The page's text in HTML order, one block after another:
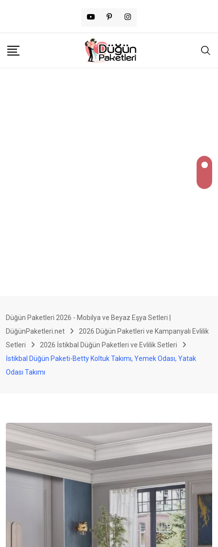
Düğün Paketleri 2026 - Mobilya ve Beyaz Eşya Setleri |
DüğünPaketleri.net
2026 Düğün Paketleri ve Kampanyalı Evlilik
Setleri
2026 İstikbal Düğün Paketleri ve Evlilik Setleri
İstikbal Düğün Paketi-Betty Koltuk Takımı, Yemek Odası, Yatak
Odası Takımı